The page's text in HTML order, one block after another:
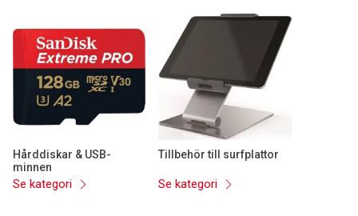
Hårddiskar & USB-
minnen
Se kategori
Tillbehör till surfplattor
Se kategori